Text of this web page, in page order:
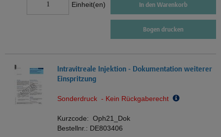
Einheit(en) In den Warenkorb
Bogen drucken
Intravitreale Injektion - Dokumentation weiterer
Einspritzung
Sonderdruck - Kein Rückgaberecht
Kurzcode: Oph21_Dok
Bestellnr.: DE803406